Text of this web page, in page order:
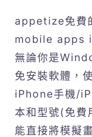
appetize免費
mobile apps
無論你是
免安裝軟體，
iPhone手機/
本和型號(免費
能直接將模擬